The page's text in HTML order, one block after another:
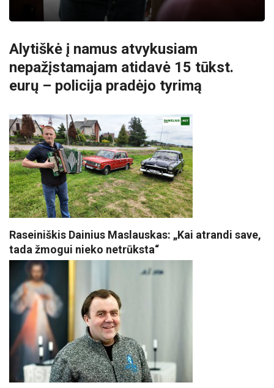
Alytiškė į namus atvykusiam
nepažįstamajam atidavė 15 tūkst.
eurų – policija pradėjo tyrimą
Raseiniškis Dainius Maslauskas: „Kai atrandi save,
tada žmogui nieko netrūksta“